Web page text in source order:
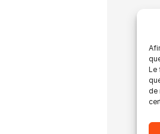
Le
de